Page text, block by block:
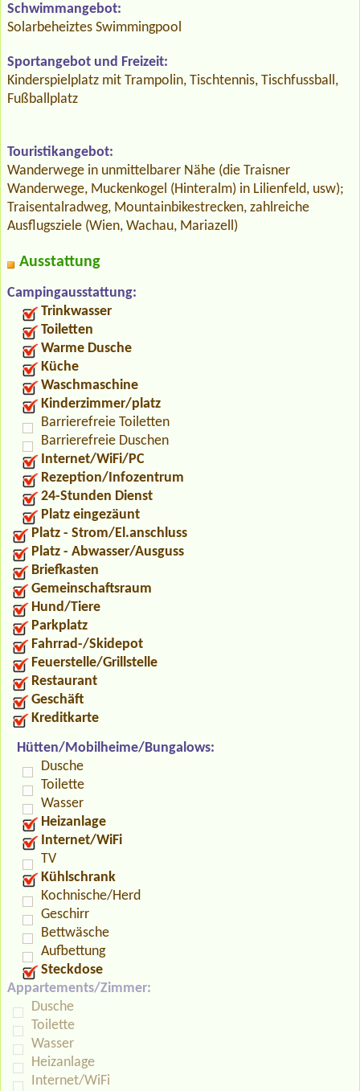
Schwimmangebot:
Solarbeheiztes Swimmingpool
Sportangebot und Freizeit:
Kinderspielplatz mit Trampolin, Tischtennis, Tischfussball,
Fußballplatz
Touristikangebot:
Wanderwege in unmittelbarer Nähe (die Traisner
Wanderwege, Muckenkogel (Hinteralm) in Lilienfeld, usw);
Traisentalradweg, Mountainbikestrecken, zahlreiche
Ausflugsziele (Wien, Wachau, Mariazell)
Ausstattung
Campingausstattung:
Trinkwasser
Toiletten
Warme Dusche
Küche
Waschmaschine
Kinderzimmer/platz
Barrierefreie Toiletten
Barrierefreie Duschen
Internet/WiFi/PC
Rezeption/Infozentrum
24-Stunden Dienst
Platz eingezäunt
Platz - Strom/El.anschluss
Platz - Abwasser/Ausguss
Briefkasten
Gemeinschaftsraum
Hund/Tiere
Parkplatz
Fahrrad-/Skidepot
Feuerstelle/Grillstelle
Restaurant
Geschäft
Kreditkarte
Hütten/Mobilheime/Bungalows:
Dusche
Toilette
Wasser
Heizanlage
Internet/WiFi
TV
Kühlschrank
Kochnische/Herd
Geschirr
Bettwäsche
Aufbettung
Steckdose
Appartements/Zimmer:
Dusche
Toilette
Wasser
Heizanlage
Internet/WiFi